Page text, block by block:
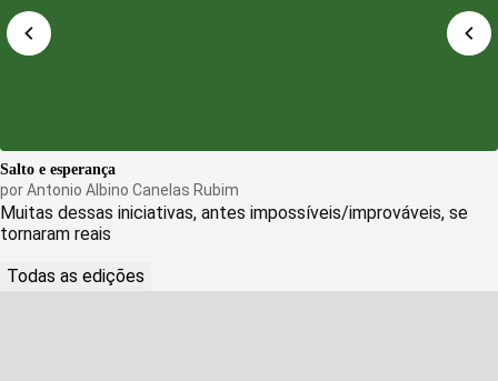
Salto e esperança
porAntonio Albino Canelas Rubim
Muitas dessas iniciativas, antes impossíveis/improváveis, se
tornaram reais
Todas as edições